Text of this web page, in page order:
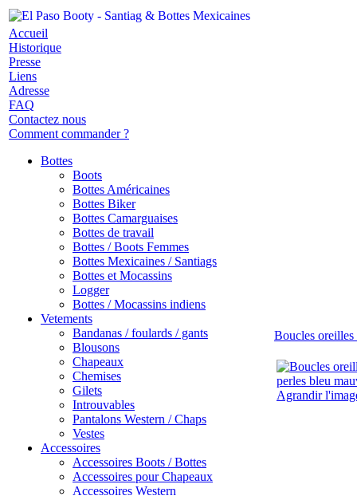
Accueil
Historique
Presse
Liens
Adresse
FAQ
Contactez nous
Comment commander ?
Bottes
Boots
Bottes Américaines
Bottes Biker
Bottes Camarguaises
Bottes de travail
Bottes / Boots Femmes
Bottes Mexicaines / Santiags
Bottes et Mocassins
Logger
Bottes / Mocassins indiens
Vetements
Bandanas / foulards / gants
Blousons
Chapeaux
Chemises
Gilets
Introuvables
Pantalons Western / Chaps
Vestes
Accessoires
Accessoires Boots / Bottes
Accessoires pour Chapeaux
Accessoires Western
Boucles oreilles
Agrandir